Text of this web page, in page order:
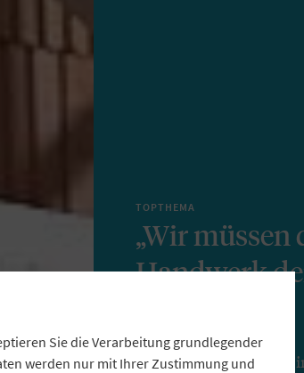
TOPTHEMA
„Wir müssen
Handwerk
Bayerns Handwerker
Sie die Verarbeitung grundlegender
werden nur mit Ihrer Zustimmung und